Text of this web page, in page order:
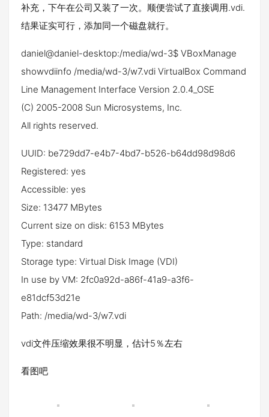
补充，下午在公司又装了一次。顺便尝试了直接调用.vdi.
结果证实可行，添加同一个磁盘就行。
daniel@daniel-desktop:/media/wd-3$ VBoxManage
showvdiinfo /media/wd-3/w7.vdi VirtualBox Command
Line Management Interface Version 2.0.4_OSE
(C) 2005-2008 Sun Microsystems, Inc.
All rights reserved.
UUID: be729dd7-e4b7-4bd7-b526-b64dd98d98d6
Registered: yes
Accessible: yes
Size: 13477 MBytes
Current size on disk: 6153 MBytes
Type: standard
Storage type: Virtual Disk Image (VDI)
In use by VM: 2fc0a92d-a86f-41a9-a3f6-
e81dcf53d21e
Path: /media/wd-3/w7.vdi
vdi文件压缩效果很不明显，估计5％左右
看图吧